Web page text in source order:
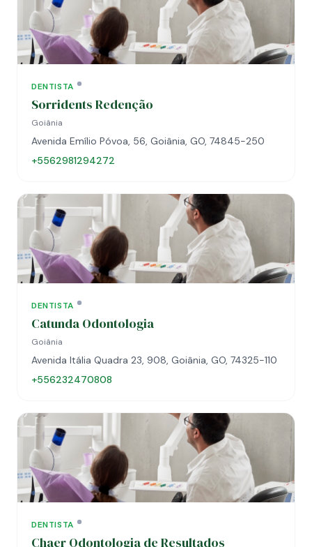
DENTISTA
Sorridents Redenção
Goiânia
Avenida Emílio Póvoa, 56, Goiânia, GO, 74845-250
+5562981294272
DENTISTA
Catunda Odontologia
Goiânia
Avenida Itália Quadra 23, 908, Goiânia, GO, 74325-110
+556232470808
DENTISTA
Chaer Odontologia de Resultados